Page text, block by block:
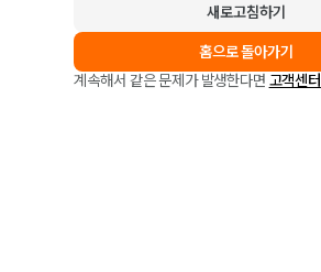
새로고침하기
홈으로 돌아가기
계속해서 같은 문제가 발생한다면 고객센터